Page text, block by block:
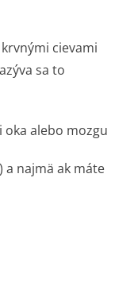
cievami
sa to
alebo mozgu
a najmä ak máte